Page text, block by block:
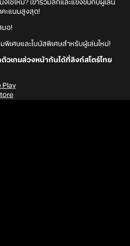
ใช่ไหม? เข้าร่วมลีกและแข่งขันกับผู้เล่น
คะแนนสูงสุด!
มอ!
เศษและโบนัสพิเศษสำหรับผู้เล่นใหม่!
ตัวเกมล่วงหน้ากันได้ที่ลิงก์สโตร์ไทย